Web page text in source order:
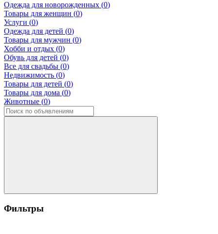
Одежда для новорожденных (0)
Товары для женщин (0)
Услуги (0)
Одежда для детей (0)
Товары для мужчин (0)
Хобби и отдых (0)
Обувь для детей (0)
Все для свадьбы (0)
Недвижимость (0)
Товары для детей (0)
Товары для дома (0)
Животные (0)
Фильтры